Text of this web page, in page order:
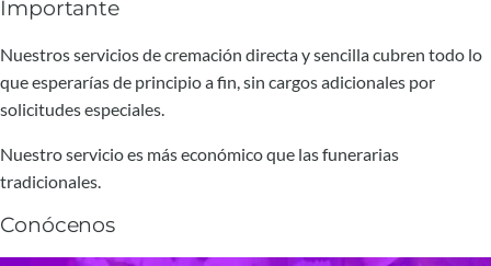
Importante
Nuestros servicios de cremación directa y sencilla cubren todo lo
que esperarías de principio a fin, sin cargos adicionales por
solicitudes especiales.
Nuestro servicio es más económico que las funerarias
tradicionales.
Conócenos